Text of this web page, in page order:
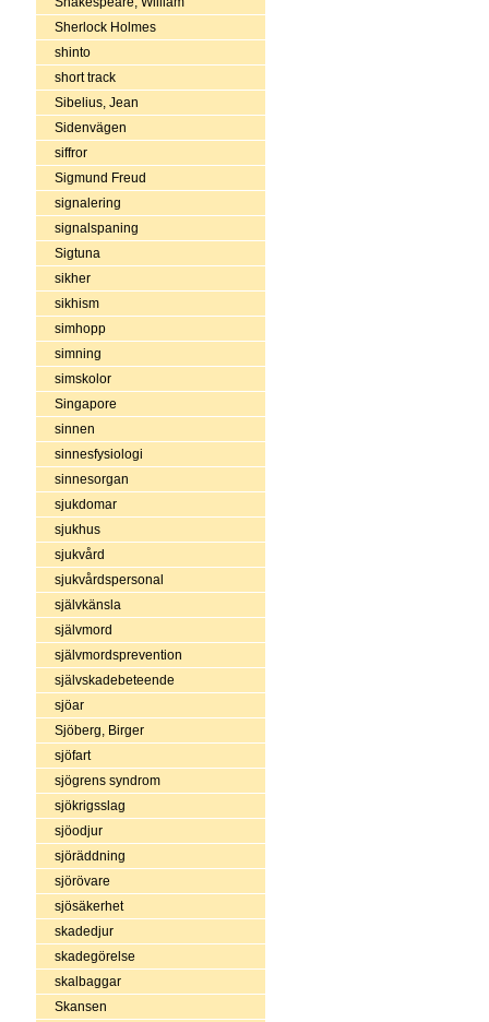
Sherlock Holmes
shinto
short track
Sibelius, Jean
Sidenvägen
siffror
Sigmund Freud
signalering
signalspaning
Sigtuna
sikher
sikhism
simhopp
simning
simskolor
Singapore
sinnen
sinnesfysiologi
sinnesorgan
sjukdomar
sjukhus
sjukvård
sjukvårdspersonal
självkänsla
självmord
självmordsprevention
självskadebeteende
sjöar
Sjöberg, Birger
sjöfart
sjögrens syndrom
sjökrigsslag
sjöodjur
sjöräddning
sjörövare
sjösäkerhet
skadedjur
skadegörelse
skalbaggar
Skansen